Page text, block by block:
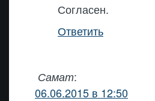
Согласен.
Ответить
Самат:
06.06.2015 в 12:50